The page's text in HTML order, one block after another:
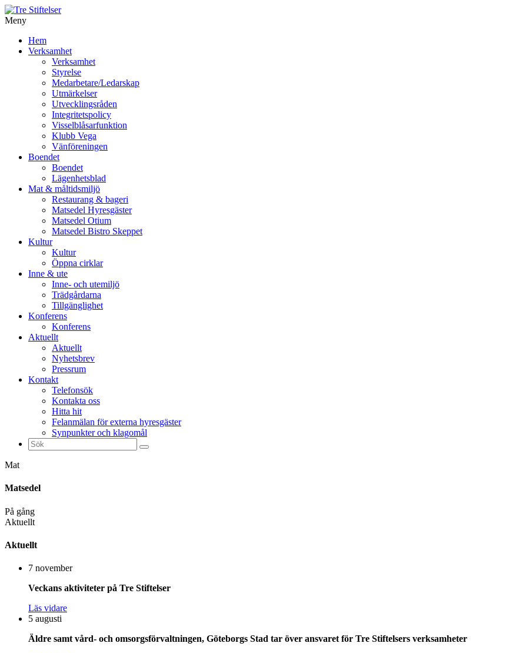
Meny
vidare
Hem
Verksamhet
Verksamhet
Styrelse
Medarbetare/Ledarskap
Utmärkelser
Utvecklingsråden
Integritetspolicy
Visselblåsarfunktion
Klubb Vega
Vänföreningen
Boendet
Boendet
Lägenhetsblad
Mat & måltidsmiljö
Restaurang & bageri
Matsedel Hyresgäster
Matsedel Otium
Matsedel Bistro Skeppet
Kultur
Kultur
Öppna cirklar
Inne & ute
Inne- och utemiljö
Trädgårdarna
Tillgänglighet
Konferens
Konferens
Aktuellt
Aktuellt
Nyhetsbrev
Pressrum
Kontakt
Telefonsök
Kontakta oss
Hitta hit
Felanmälan för externa hyresgäster
Synpunkter och klagomål
Sök
efter:
Mat
Matsedel
På gång
Aktuellt
Aktuellt
7 november
Veckans aktiviteter på Tre Stiftelser
Läs vidare
5 augusti
Äldre samt vård- och omsorgsförvaltningen, Göteborgs Stad tar över ansvaret för Tre Stiftelsers verksamheter